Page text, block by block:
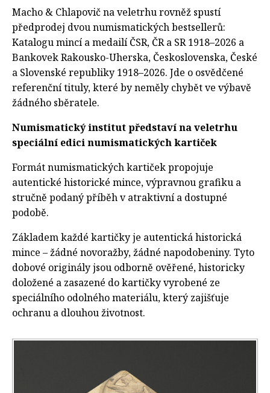
Macho & Chlapovič na veletrhu rovněž spustí
předprodej dvou numismatických bestsellerů:
Katalogu mincí a medailí ČSR, ČR a SR 1918–2026 a
Bankovek Rakousko-Uherska, Československa, České
a Slovenské republiky 1918–2026. Jde o osvědčené
referenční tituly, které by neměly chybět ve výbavě
žádného sběratele.
Numismatický institut představí na veletrhu
speciální edici numismatických kartiček
Formát numismatických kartiček propojuje
autentické historické mince, výpravnou grafiku a
stručně podaný příběh v atraktivní a dostupné
podobě.
Základem každé kartičky je autentická historická
mince – žádné novoražby, žádné napodobeniny. Tyto
dobové originály jsou odborně ověřené, historicky
doložené a zasazené do kartičky vyrobené ze
speciálního odolného materiálu, který zajišťuje
ochranu a dlouhou životnost.